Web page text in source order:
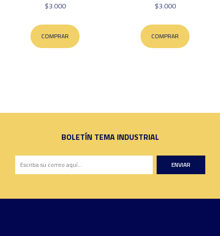
$3.000
COMPRAR
$3.000
COMPRAR
BOLETÍN TEMA INDUSTRIAL
ENVIAR